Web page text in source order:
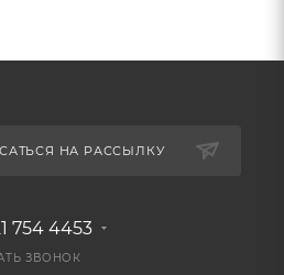
НА РАССЫЛКУ
754 4453
ЗВОНОК